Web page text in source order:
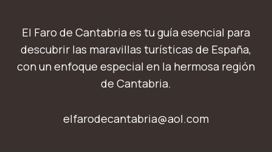
El Faro de Cantabria es tu guía esencial para
descubrir las maravillas turísticas de España,
con un enfoque especial en la hermosa región
de Cantabria.
elfarodecantabria@aol.com